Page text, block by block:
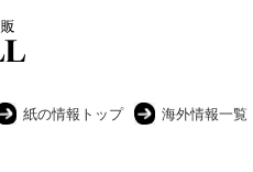
紙の情報トップ
海外情報一覧